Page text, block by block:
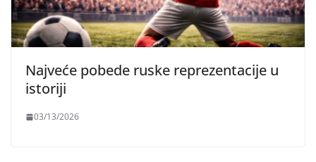
Najveće pobede ruske reprezentacije u
istoriji
03/13/2026